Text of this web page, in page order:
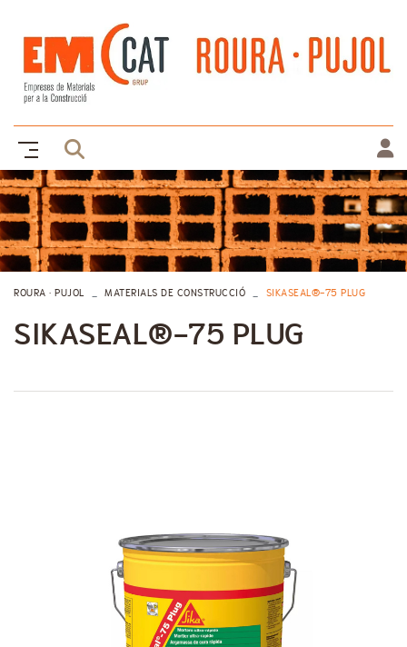
ROURA · PUJOL MATERIALS DE CONSTRUCCIÓ SIKASEAL®-75 PLUG
SIKASEAL®-75 PLUG